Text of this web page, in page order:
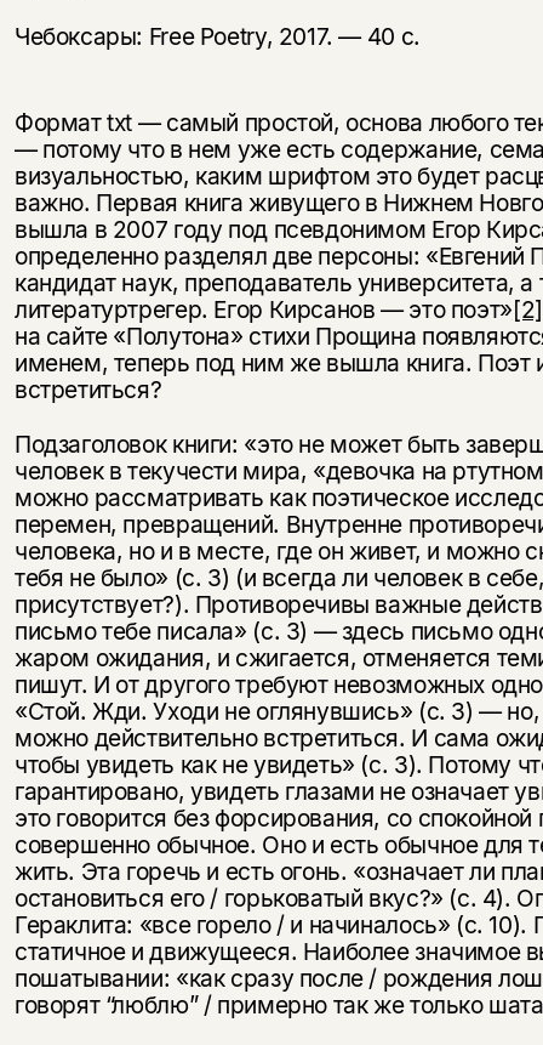
Чебоксары: Free Poetry, 2017. — 40 с.
Формат txt — самый простой, основа любого
— потому что в нем уже есть содержание,
визуальностью, каким шрифтом это будет
важно. Первая книга живущего в Нижнем
вышла в 2007 году под псевдонимом Егор
определенно разделял две персоны:
кандидат наук, преподаватель университета, а
литературтрегер. Егор Кирсанов — это поэт»[2]
на сайте «Полутона» стихи Прощина
именем, теперь под ним же вышла книга. Поэт
встретиться?
Подзаголовок книги: «это не может быть
человек в текучести мира, «девочка на
можно рассматривать как поэтическое
перемен, превращений. Внутренне
человека, но и в месте, где он живет, и можно
тебя не было» (с. 3) (и всегда ли человек в
присутствует?). Противоречивы важные
письмо тебе писала» (с. 3) — здесь письмо
жаром ожидания, и сжигается, отменяется
пишут. И от другого требуют невозможных
«Стой. Жди. Уходи не оглянувшись» (с. 3) — но,
можно действительно встретиться. И сама
чтобы увидеть как не увидеть» (с. 3). Потому
гарантировано, увидеть глазами не означает
это говорится без форсирования, со спокойной
совершенно обычное. Оно и есть обычное для
жить. Эта горечь и есть огонь. «означает ли
остановиться его / горьковатый вкус?» (с. 4).
Гераклита: «все горело / и начиналось» (с.
статичное и движущееся. Наиболее значимое
пошатывании: «как сразу после / рождения
говорят “люблю” / примерно так же только